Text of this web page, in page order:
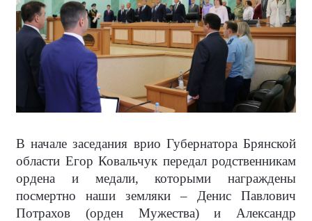
В начале заседания врио Губернатора Брянской
области Егор Ковальчук передал родственникам
ордена и медали, которыми награждены
посмертно наши земляки – Денис Павлович
Потрахов (орден Мужества) и Александр